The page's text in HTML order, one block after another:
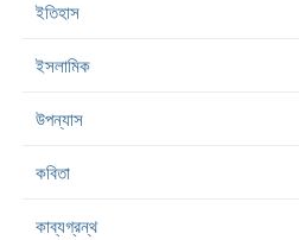
ইতিহাস
ইসলামিক
উপন্যাস
কবিতা
কাব্যগ্রন্থ